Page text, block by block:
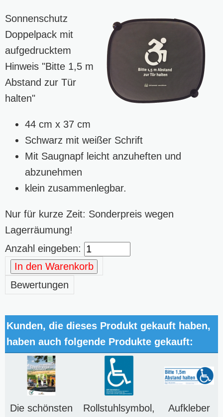
Sonnenschutz
Doppelpack mit
aufgedrucktem
Hinweis "Bitte 1,5 m
Abstand zur Tür
halten"
44 cm x 37 cm
Schwarz mit weißer Schrift
Mit Saugnapf leicht anzuheften und
abzunehmen
klein zusammenlegbar.
Nur für kurze Zeit: Sonderpreis wegen
Lagerräumung!
Anzahl eingeben:
In den Warenkorb
Bewertungen
Kunden, die dieses Produkt gekauft haben,
haben auch folgende Produkte gekauft:
Die schönsten
Rollstuhlsymbol,
Aufkleber